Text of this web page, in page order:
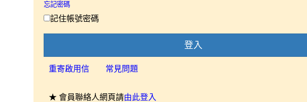
忘記密碼
記住帳號密碼
登入
重寄啟用信 常見問題
★ 會員聯絡人網頁請由此登入